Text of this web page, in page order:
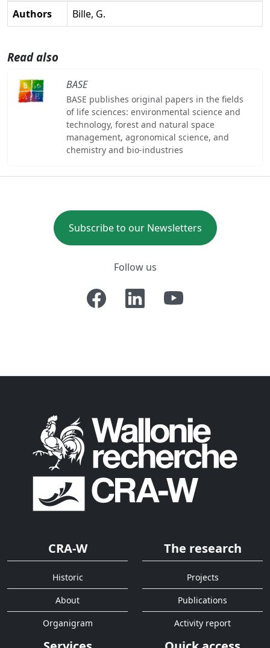
Authors Bille, G.
Read also
BASE
BASE publishes original papers in the fields
of life sciences: environmental science and
technology, forest and natural space
management, agronomical science, and
chemistry and bio-industries
Subscribe to our Newsletters
Follow us
CRA-W
Historic
About
Organigram
The research
Projects
Publications
Activity report